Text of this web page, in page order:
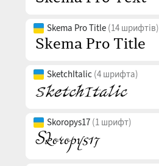
Skema Pro Title (14 шрифтів)
SketchItalic (4 шрифта)
Skoropys17 (1 шрифт)